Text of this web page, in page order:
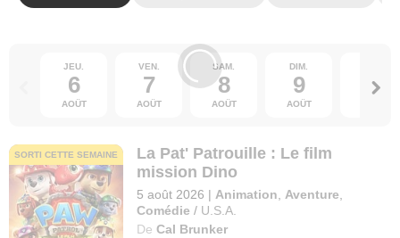
JEU.
6
AOÛT
VEN.
7
AOÛT
SAM.
8
AOÛT
DIM.
9
AOÛT
10
SORTI CETTE SEMAINE
La Pat' Patrouille : Le film
mission Dino
5 août 2026 | Animation Aventure
Comédie / U.S.A.
De Cal Brunker